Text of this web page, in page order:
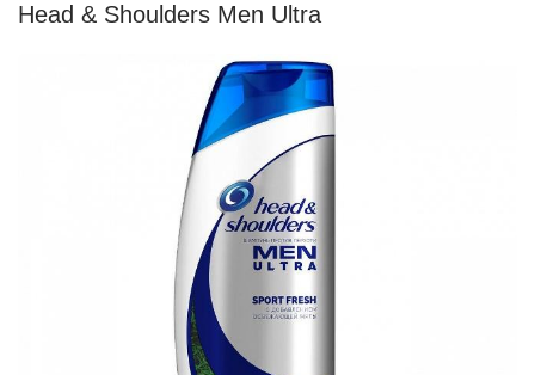
Head & Shoulders Men Ultra